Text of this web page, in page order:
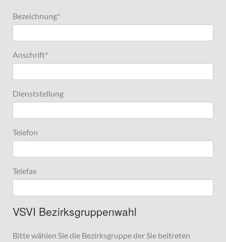
Bezeichnung*
Anschrift*
Dienststellung
Telefon
Telefax
VSVI Bezirksgruppenwahl
Bitte wählen Sie die Bezirksgruppe der Sie beitreten